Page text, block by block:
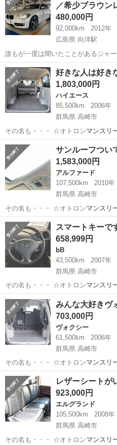
／希少ブラウン
480,000円
92,000km
2012年
広島県 向洋駅
誰もが一度は聞いたことがあるジャー
れぞれに個性や…
広島 広島市 向洋駅 BMW
好きな人は好き
1,803,000円
ハイエース
85,500km
2006年
群馬県 高崎市
その名も・・・ ☆オトロンマンスリ
詳…
群馬
サンルーフつい
1,583,000円
アルファード
107,500km
2010年
群馬県 高崎市
その名も・・・ ☆オトロンマンスリ
詳…
群馬 高崎市 アルファード
スマートキーで
658,999円
bB
43,500km
2007年
群馬県 高崎市
その名も・・・ ☆オトロンマンスリ
詳…
群馬 高崎市 bB スマー
みんな大好きヴ
703,000円
ヴォクシー
61,500km
2006年
群馬県 高崎市
その名も・・・ ☆オトロンマンスリ
詳…
群馬 高崎市 ヴォクシー
レザーシートが
923,000円
エルグランド
105,500km
2008年
群馬県 高崎市
その名も・・・ ☆オトロンマンスリ